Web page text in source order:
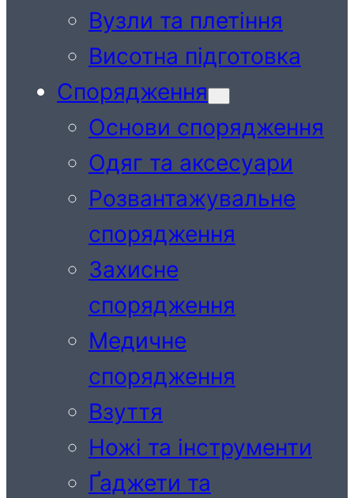
Вузли та плетіння
Висотна підготовка
Спорядження
Основи спорядження
Одяг та аксесуари
Розвантажувальне
спорядження
Захисне
спорядження
Медичне
спорядження
Взуття
Ножі та інструменти
Ґаджети та